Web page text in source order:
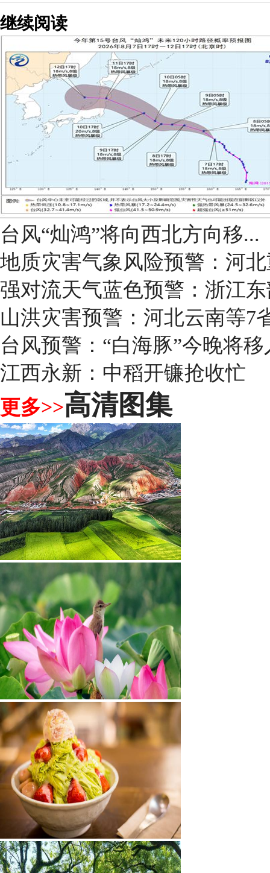
继续阅读
台风“灿鸿”将向西北方向移...
地质灾害气象风险预警：河
强对流天气蓝色预警：浙江
山洪灾害预警：河北云南等7
台风预警：“白海豚”今晚将
江西永新：中稻开镰抢收忙
更多>>高清图集